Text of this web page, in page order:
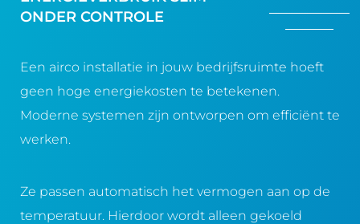
ONDER CONTROLE
Een airco installatie in jouw bedrijfsruimte hoeft
geen hoge energiekosten te betekenen.
Moderne systemen zijn ontworpen om efficiënt te
werken.
Ze passen automatisch het vermogen aan op de
temperatuur. Hierdoor wordt alleen gekoeld